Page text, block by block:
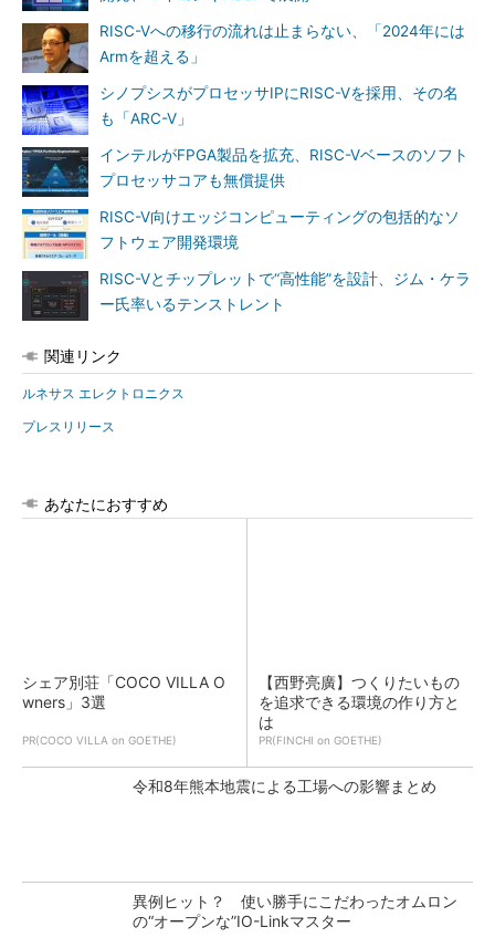
RISC-Vへの移行の流れは止まらない、「2024年には
Armを超える」
シノプシスがプロセッサIPにRISC-Vを採用、その名
も「ARC-V」
インテルがFPGA製品を拡充、RISC-Vベースのソフト
プロセッサコアも無償提供
RISC-V向けエッジコンピューティングの包括的なソ
フトウェア開発環境
RISC-Vとチップレットで“高性能”を設計、ジム・ケラ
ー氏率いるテンストレント
関連リンク
ルネサス エレクトロニクス
プレスリリース
あなたにおすすめ
シェア別荘「COCO VILLA O
wners」3選
PR(COCO VILLA on GOETHE)
【西野亮廣】つくりたいもの
を追求できる環境の作り方と
は
PR(FINCHI on GOETHE)
令和8年熊本地震による工場への影響まとめ
異例ヒット？ 使い勝手にこだわったオムロン
の“オープンな”IO-Linkマスター